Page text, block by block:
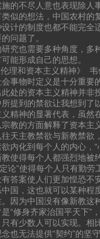
施的不尽人意也表现除人
似的想法，中国农村的
设计的制度也都不能完全
问题了。
究也需要多种角度，多
能形成自己的思想。
理和资本主义精神》 韦
事物时定义是十分重要
此处的资本主义精神并非
所提到的禁欲让我想到了
精神的显著代表，虽然
教的方面解释了资本主
天主教禁欲与新教禁欲
内化到每个人的内心，
教使得每个人都强烈地被
定论”使得每个人只有勤
答案使人们更加惶恐不
国，这也就可以某种程
因为中国没有像新教这
“修身齐家治国平天下”
有少数人可以实现。相
也无法提供“契约”的坚